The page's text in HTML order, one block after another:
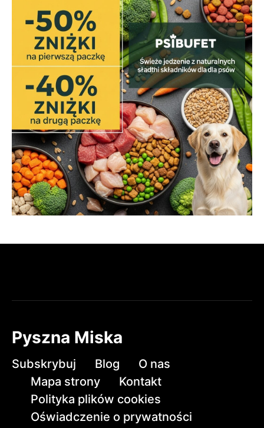
Pyszna Miska
Subskrybuj Blog
O nas
Mapa strony
Kontakt
Polityka plików cookies
Oświadczenie o prywatności